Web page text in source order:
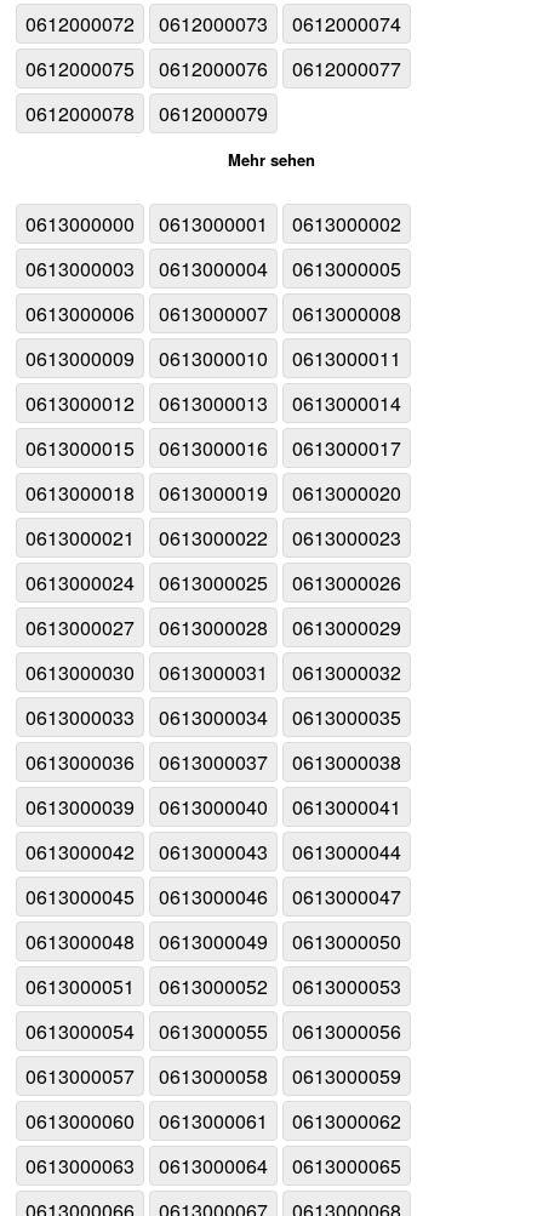
0612000072
0612000073
0612000074
0612000075
0612000076
0612000077
0612000078
0612000079
Mehr sehen
0613000000 0613000001
0613000002
0613000003
0613000004
0613000005
0613000006
0613000007
0613000008
0613000009
0613000010
0613000011
0613000012
0613000013
0613000014
0613000015
0613000016
0613000017
0613000018
0613000019
0613000020
0613000021
0613000022
0613000023
0613000024
0613000025
0613000026
0613000027
0613000028
0613000029
0613000030
0613000031
0613000032
0613000033
0613000034
0613000035
0613000036
0613000037
0613000038
0613000039
0613000040
0613000041
0613000042
0613000043
0613000044
0613000045
0613000046
0613000047
0613000048
0613000049
0613000050
0613000051
0613000052
0613000053
0613000054
0613000055
0613000056
0613000057
0613000058
0613000059
0613000060
0613000061
0613000062
0613000063
0613000064
0613000065
0613000066
0613000067 0613000068